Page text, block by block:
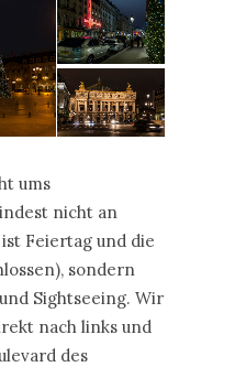
ums
nicht an
Feiertag und die
sondern
Sightseeing. Wir
nach links und
des